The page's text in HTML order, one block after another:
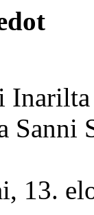
Inarilta
Sanni
13.